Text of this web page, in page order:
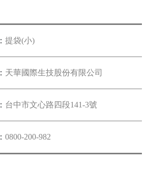
：提袋(小)
： 天華國際生技股份有限公司
： 台中市文心路四段141-3號
：0800-200-982